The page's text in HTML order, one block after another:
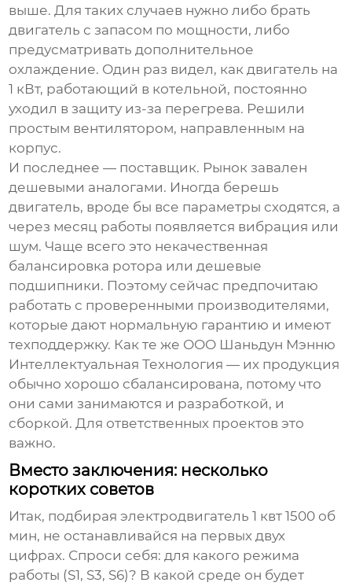
выше. Для таких случаев нужно либо брать
двигатель с запасом по мощности, либо
предусматривать дополнительное
охлаждение. Один раз видел, как двигатель на
1 кВт, работающий в котельной, постоянно
уходил в защиту из-за перегрева. Решили
простым вентилятором, направленным на
корпус.
И последнее — поставщик. Рынок завален
дешевыми аналогами. Иногда берешь
двигатель, вроде бы все параметры сходятся, а
через месяц работы появляется вибрация или
шум. Чаще всего это некачественная
балансировка ротора или дешевые
подшипники. Поэтому сейчас предпочитаю
работать с проверенными производителями,
которые дают нормальную гарантию и имеют
техподдержку. Как те же ООО Шаньдун Мэнню
Интеллектуальная Технология — их продукция
обычно хорошо сбалансирована, потому что
они сами занимаются и разработкой, и
сборкой. Для ответственных проектов это
важно.
Вместо заключения: несколько
коротких советов
Итак, подбираяэлектродвигатель 1 квт 1500 об
мин, не останавливайся на первых двух
цифрах. Спроси себя: для какого режима
работы (S1, S3, S6)? В какой среде он будет